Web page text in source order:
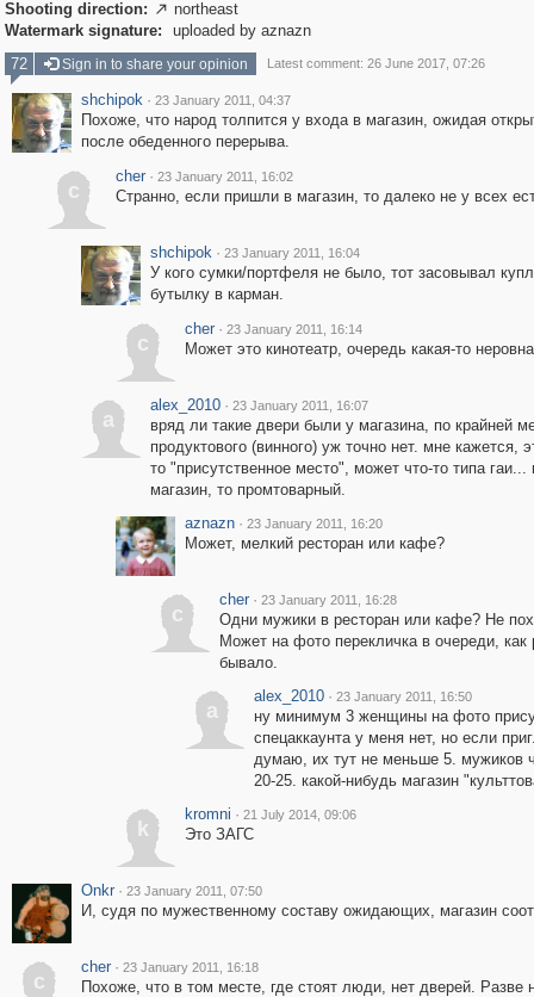
Shooting direction:  northeast
Watermark signature:
uploaded by aznazn
72
Sign in to share your opinion Latest comment: 26 June 2017, 07:26
shchipok · 23 January 2011, 04:37
Похоже, что народ толпится у входа в магазин, ожидая
после обеденного перерыва.
c
cher · 23 January 2011, 16:02
Странно, если пришли в магазин, то далеко не у всех
shchipok · 23 January 2011, 16:04
У кого сумки/портфеля не было, тот засовывал
бутылку в карман.
c
cher · 23 January 2011, 16:14
Может это кинотеатр, очередь какая-то
a
alex_2010 · 23 January 2011, 16:07
вряд ли такие двери были у магазина, по крайней
продуктового (винного) уж точно нет. мне кажется,
то "присутственное место", может что-то типа
магазин, то промтоварный.
aznazn · 23 January 2011, 16:20
Может, мелкий ресторан или кафе?
c
cher · 23 January 2011, 16:28
Одни мужики в ресторан или кафе? Не
Может на фото перекличка в очереди, как
бывало.
a
alex_2010 · 23 January 2011, 16:50
ну минимум 3 женщины на фото
спецаккаунта у меня нет, но если
думаю, их тут не меньше 5. мужиков
20-25. какой-нибудь магазин
k
kromni · 21 July 2014, 09:06
Это ЗАГС
Onkr · 23 January 2011, 07:50
И, судя по мужественному составу ожидающих, магазин
c
cher · 23 January 2011, 16:18
Похоже, что в том месте, где стоят люди, нет дверей. Разве